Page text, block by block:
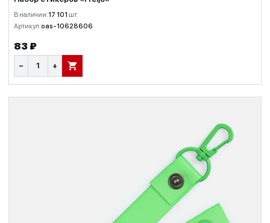
В наличии:17 101 шт.
Артикул:oas-10628606
83 ₽
− + В КОРЗИНУ